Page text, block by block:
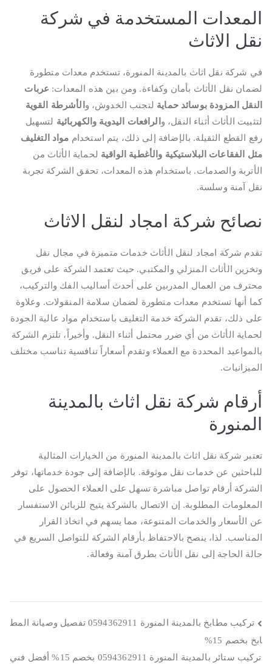
المعدات المستخدمة في شركة
نقل الاثاث
في شركة نقل اثاث بالمدينة المنورة، تستخدم معدات متطورة
لضمان نقل الأثاث بأمان وكفاءة. ومن بين هذه المعدات: عربات
النقل المزودة بوسائد حماية لتجنب الخدوش، و الأشرطة القوية
لتثبيت الأثاث أثناء النقل، و الرافعات اليدوية والكهربائية لتسهيل
رفع القطع الثقيلة. بالإضافة إلى ذلك، يتم استخدام مواد التغليف
مثل الفقاعات البلاستيكية والأغطية الواقية لحماية الأثاث من
الأتربة والصدمات. باستخدام هذه المعدات، تحقق الشركة تجربة
نقل آمنة وسلسة.
نصائح شركة امجاد لنقل الاثاث
تقدم شركة امجاد لنقل الأثاث خدمات متميزة في مجال نقل
وتخزين الأثاث المنزلي والمكتبي. حيث تعتمد الشركة على فريق
محترف من العمال المدربين على أحدث أساليب الفك والتركيب،
كما أنها تستخدم معدات متطورة لضمان سلامة المنقولات. وعلاوة
على ذلك، تقدم الشركة خدمة التغليف باستخدام مواد عالية الجودة
لحماية الأثاث من أي ضرر محتمل أثناء النقل. وأخيراً، تلتزم الشركة
بالمواعيد المحددة مع العملاء وتقدم أسعاراً تنافسية تناسب مختلف
الميزانيات.
أرقام شركة نقل اثاث بالمدينة
المنورة
تعتبر شركة نقل اثاث بالمدينة المنورة من الخيارات المثالية
للباحثين عن خدمات نقل موثوقة. بالإضافة إلى جودة خدماتها، توفر
الشركة أرقام تواصل مباشرة تسهل على العملاء الحصول على
المعلومات المطلوبة. إن الاتصال بالشركة يتيح للزبائن الاستفسار
عن الأسعار والخدمات المتنوعة، مما يسهم في اتخاذ القرار
المناسب. لذا، ينصح بالاحتفاظ بأرقام الشركة للتواصل السريع في
حالة الحاجة إلى نقل الأثاث بطرق آمنة وفعالة.
تصفّح
المقالات
تركيب مطابخ بالمدينة المنورة 0594362911 تفصيل وصيانة المط
ابخ بخصم 15%
تركيب ستائر بالمدينة المنورة 0594362911 بخصم 15% أفضل فني